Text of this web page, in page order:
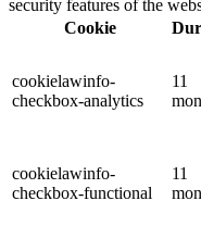
security features of the
Cookie
cookielawinfo-
checkbox-analytics
11
cookielawinfo-
checkbox-functional
11